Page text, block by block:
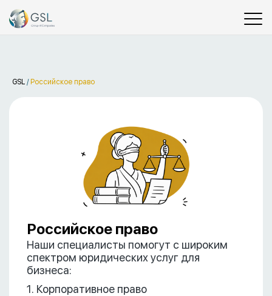
GSL / Российское право
Российское право
Наши специалисты помогут с широким
спектром юридических услуг для
бизнеса:
Корпоративное право